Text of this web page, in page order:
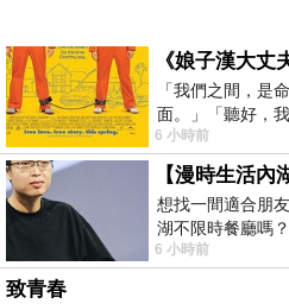
「我們之間，是
面。」「聽好，
楚這種感覺，你
6 小時前
想找一間適合朋
湖不限時餐廳嗎
內湖店，從捷運
6 小時前
致青春